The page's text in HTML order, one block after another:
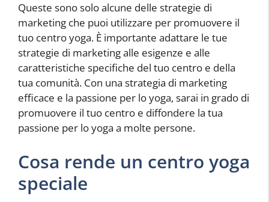
Queste sono solo alcune delle strategie di
marketing che puoi utilizzare per promuovere il
tuo centro yoga. È importante adattare le tue
strategie di marketing alle esigenze e alle
caratteristiche specifiche del tuo centro e della
tua comunità. Con una strategia di marketing
efficace e la passione per lo yoga, sarai in grado di
promuovere il tuo centro e diffondere la tua
passione per lo yoga a molte persone.
Cosa rende un centro yoga
speciale